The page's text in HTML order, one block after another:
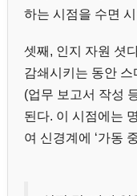
하는 시점을 수면
셋째, 인지 자원 셧
감쇄시키는 동안
(업무 보고서 작성
된다. 이 시점에는
여 신경계에 ‘가동